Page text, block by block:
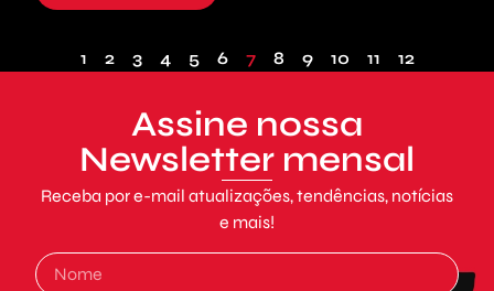
1 2 3 4 5 6 7 8 9 10 11 12
Assine nossa
Newsletter mensal
Receba por e-mail atualizações, tendências, notícias
e mais!